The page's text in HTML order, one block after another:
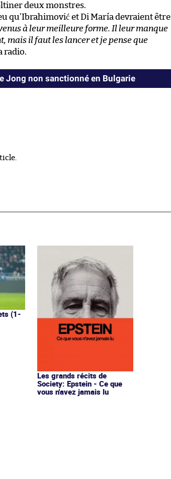
deux monstres.
qu’Ibrahimović et Di María devraient être
à leur meilleure forme. Il leur manque
mais il faut les lancer et je pense que
radio.
Jong non sanctionné en Bulgarie
(1-
Les grands récits de
Society: Epstein - Ce que
vous n'avez jamais lu